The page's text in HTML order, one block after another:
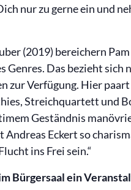
nur zu gerne ein und
(2019) bereichern
Genres. Das bezieht
zur Verfügung. Hier
Streichquartett und
Geständnis
Eckert so
ins Frei sein.“
Bürgersaal ein